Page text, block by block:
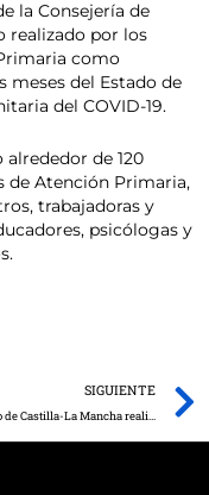
la Consejería de
realizado por los
como
meses del Estado de
del COVID-19.
de 120
de Atención Primaria,
trabajadoras y
psicólogas y
SIGUIENTE
El Gobierno de Castilla-La Mancha realiza modificaciones al decreto de nueva normalidad e incorpora nuevas medidas